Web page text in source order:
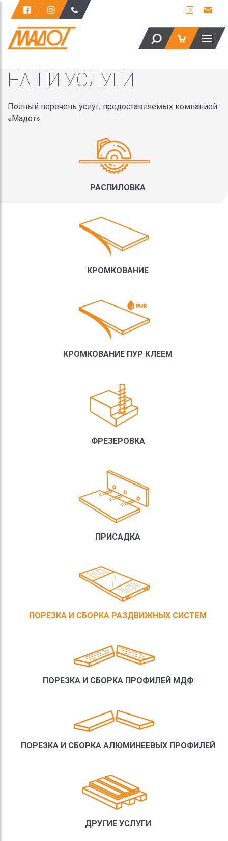
НАШИ УСЛУГИ
Полный перечень услуг, предоставляемых компанией
«Мадот»
РАCПИЛОВКА
КРОМКОВАНИЕ
КРОМКОВАНИЕ ПУР КЛЕЕМ
ФРЕЗЕРОВКА
ПРИСАДКА
ПОРЕЗКА И СБОРКА РАЗДВИЖНЫХ СИСТЕМ
ПОРЕЗКА И СБОРКА ПРОФИЛЕЙ МДФ
ПОРЕЗКА И СБОРКА АЛЮМИНЕЕВЫХ ПРОФИЛЕЙ
ДРУГИЕ УСЛУГИ